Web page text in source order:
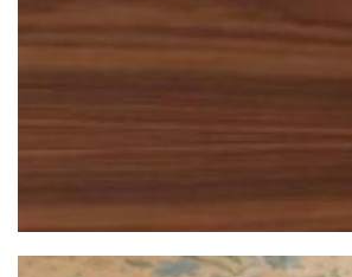
использованием лифтов или
средств
распаковывают товар и
Вывоз упаковочного
очистка помещения от тары и